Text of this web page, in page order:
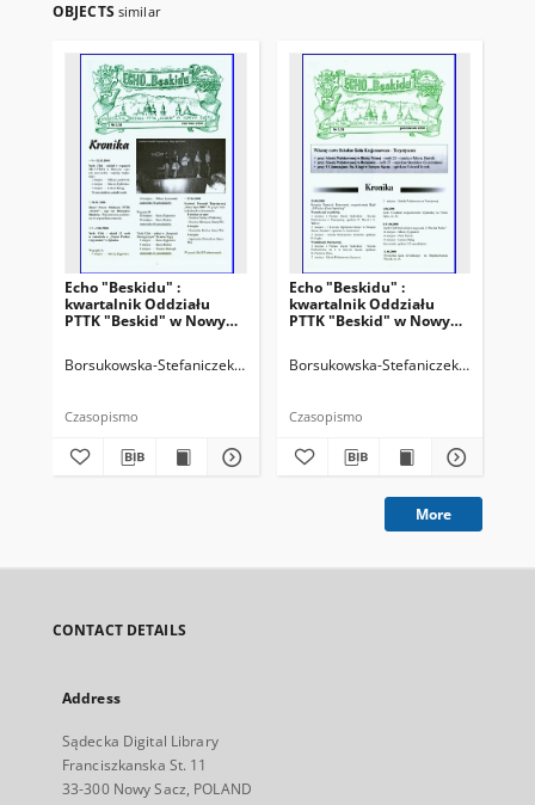
OBJECTS similar
Echo "Beskidu" :
kwartalnik Oddziału
PTTK "Beskid" w Nowym
Borsukowska-Stefaniczek, Małgorzata. Redaktor Sobczyk, Adam.
Czasopismo
Echo "Beskidu" :
kwartalnik Oddziału
PTTK "Beskid" w Nowym
Borsukowska-Stefaniczek,
Czasopismo
More
CONTACT DETAILS
Address
Sądecka Digital Library
Franciszkanska St. 11
33-300 Nowy Sacz, POLAND